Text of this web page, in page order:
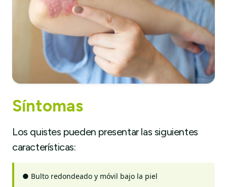
Síntomas
Los quistes pueden presentar las siguientes
características:
● Bulto redondeado y móvil bajo la piel